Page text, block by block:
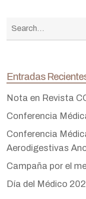
Entradas
Nota en Revista
Conferencia
Conferencia
Aerodigestivas
Campaña por el
Día del Médico